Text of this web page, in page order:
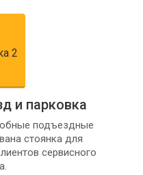
и парковка
подъездные
стоянка для
сервисного